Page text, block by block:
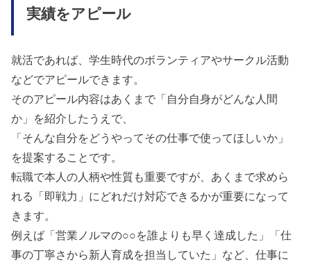
実績をアピール
就活であれば、学生時代のボランティアやサークル活動
などでアピールできます。
そのアピール内容はあくまで「自分自身がどんな人間
か」を紹介したうえで、
「そんな自分をどうやってその仕事で使ってほしいか」
を提案することです。
転職で本人の人柄や性質も重要ですが、あくまで求めら
れる「即戦力」にどれだけ対応できるかが重要になって
きます。
例えば「営業ノルマの○○を誰よりも早く達成した」「仕
事の丁寧さから新人育成を担当していた」など、仕事に